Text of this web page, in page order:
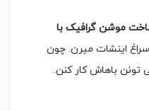
موشن گرافیک با
اینشات میرن. چون
تونن باهاش کار کنن.